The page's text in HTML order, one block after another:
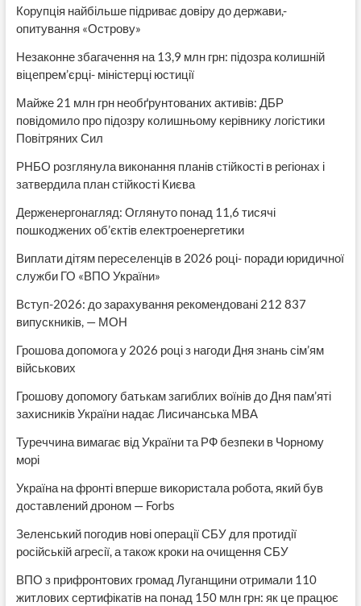
Корупція найбільше підриває довіру до держави,-
опитування «Острову»
Незаконне збагачення на 13,9 млн грн: підозра колишній
віцепрем’єрці- міністерці юстиції
Майже 21 млн грн необґрунтованих активів: ДБР
повідомило про підозру колишньому керівнику логістики
Повітряних Сил
РНБО розглянула виконання планів стійкості в регіонах і
затвердила план стійкості Києва
Держенергонагляд: Оглянуто понад 11,6 тисячі
пошкоджених об’єктів електроенергетики
Виплати дітям переселенців в 2026 році- поради юридичної
служби ГО «ВПО України»
Вступ-2026: до зарахування рекомендовані 212 837
випускників, — МОН
Грошова допомога у 2026 році з нагоди Дня знань сім’ям
військових
Грошову допомогу батькам загиблих воїнів до Дня пам’яті
захисників України надає Лисичанська МВА
Туреччина вимагає від України та РФ безпеки в Чорному
морі
Україна на фронті вперше використала робота, який був
доставлений дроном — Forbs
Зеленський погодив нові операції СБУ для протидії
російській агресії, а також кроки на очищення СБУ
ВПО з прифронтових громад Луганщини отримали 110
житлових сертифікатів на понад 150 млн грн: як це працює